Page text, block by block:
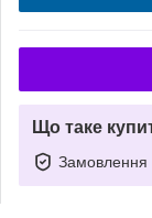
Що таке
Замовлення